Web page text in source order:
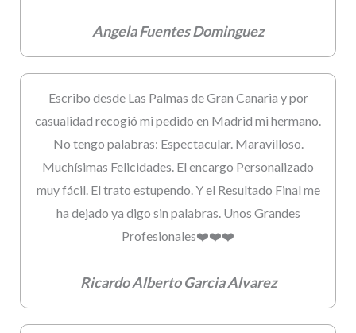
Angela Fuentes Dominguez
Escribo desde Las Palmas de Gran Canaria y por
casualidad recogió mi pedido en Madrid mi hermano.
No tengo palabras: Espectacular. Maravilloso.
Muchísimas Felicidades. El encargo Personalizado
muy fácil. El trato estupendo. Y el Resultado Final me
ha dejado ya digo sin palabras. Unos Grandes
Profesionales❤️❤️❤️
Ricardo Alberto Garcia Alvarez